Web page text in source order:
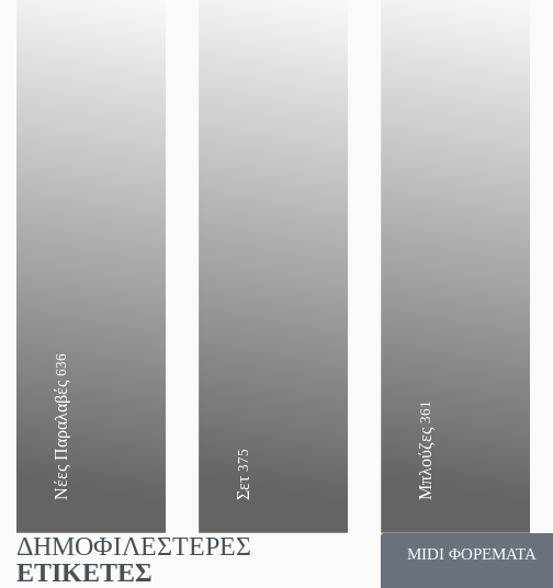
Νέες Παραλαβές
636
Σετ
375 Μπλούζες
361
ΔΗΜΟΦΙΛΕΣΤΕΡΕΣ
ΕΤΙΚΕΤΕΣ
MIDI ΦΟΡΕΜΑΤΑ